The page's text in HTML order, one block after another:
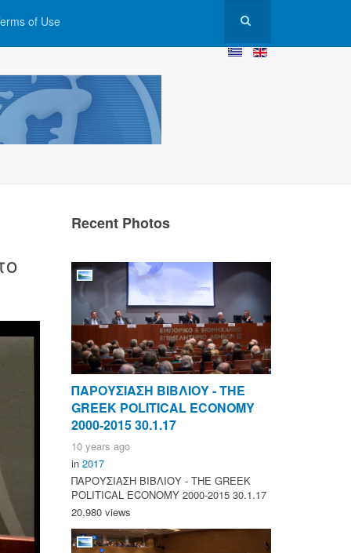
of Use
Recent Photos
ΠΑΡΟΥΣΙΑΣΗ ΒΙΒΛΙΟΥ - ΤΗΕ
GREEK POLITICAL ECONOMY
2000-2015 30.1.17
10 years ago
in 2017
ΠΑΡΟΥΣΙΑΣΗ ΒΙΒΛΙΟΥ - ΤΗΕ GREEK
POLITICAL ECONOMY 2000-2015 30.1.17
20,980 views